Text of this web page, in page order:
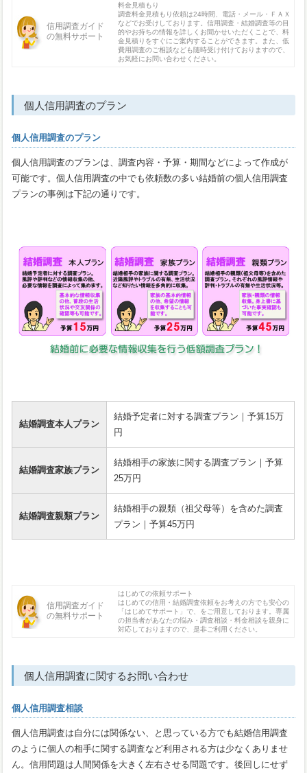
信用調査ガイド
の無料サポート
料金見積もり
調査料金見積もり依頼は24時間、電話・メール・ＦＡＸ
などでお受けしております。信用調査・結婚調査等の目
的やお持ちの情報を詳しくお聞かせいただくことで、料
金見積りをすぐにご案内することができます。また、低
費用調査のご相談なども随時受け付けておりますので、
お気軽にお問い合わせください。
個人信用調査のプラン
個人信用調査のプラン
個人信用調査のプランは、調査内容・予算・期間などによって作成が
可能です。個人信用調査の中でも依頼数の多い結婚前の個人信用調査
プランの事例は下記の通りです。
結婚調査本人プラン
結婚予定者に対する調査プラン｜予算15万
円
結婚調査家族プラン
結婚相手の家族に関する調査プラン｜予算
25万円
結婚調査親類プラン
結婚相手の親類（祖父母等）を含めた調査
プラン｜予算45万円
信用調査ガイド
の無料サポート
はじめての依頼サポート
はじめての信用・結婚調査依頼をお考えの方でも安心の
「はじめてサポート」で、をご用意しております。専属
の担当者があなたの悩み・調査相談・料金相談を親身に
対応しておりますので、是非ご利用ください。
個人信用調査に関するお問い合わせ
個人信用調査相談
個人信用調査は自分には関係ない、と思っている方でも結婚信用調査
のように個人の相手に関する調査など利用される方は少なくありませ
ん。信用問題は人間関係を大きく左右させる問題です。後回しにせず